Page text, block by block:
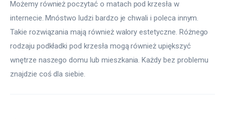
Możemy również poczytać o matach pod krzesła w
internecie. Mnóstwo ludzi bardzo je chwali i poleca innym.
Takie rozwiązania mają również walory estetyczne. Różnego
rodzaju podkładki pod krzesła mogą również upiększyć
wnętrze naszego domu lub mieszkania. Każdy bez problemu
znajdzie coś dla siebie.